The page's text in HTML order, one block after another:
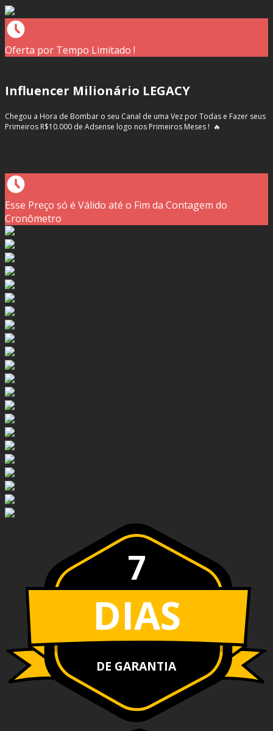
Oferta por Tempo Limitado !
Influencer Milionário LEGACY
Chegou a Hora de Bombar o seu Canal de uma Vez por Todas e Fazer seus
Primeiros R$10.000 de Adsense logo nos Primeiros Meses ! 🔥
Esse Preço só é Válido até o Fim da Contagem do
Cronômetro
7
DIAS
DE GARANTIA